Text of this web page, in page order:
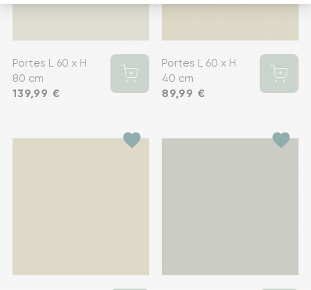
Portes L 60 x H
80 cm
Prix
139,99 €
Portes L 60 x H
40 cm
Prix
89,99 €
favorite favorite